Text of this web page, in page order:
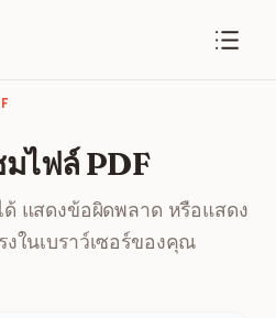
ไฟล์ PDF
ด้ แสดงข้อผิดพลาด หรือแสดง
งในเบราว์เซอร์ของคุณ